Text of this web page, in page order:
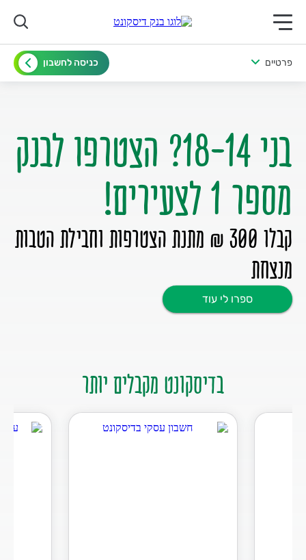
תפריט ראשי לנייד
פרטיים כניסה לחשבון
בני 18-14? הצטרפו לבנק
מספר 1 לצעירים!
קבלו 300 ₪ מתנת הצטרפות וחבילת הטבות
מנצחת
ספרו לי עוד
בדיסקונט מקבלים יותר